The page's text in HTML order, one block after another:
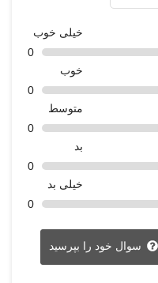
خیلی خوب
0
خوب
0
متوسط
0
بد
0
خیلی بد
0
سوال خود را بپرسید